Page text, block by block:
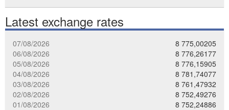
Latest exchange rates
07/08/2026
8 775,00205
06/08/2026
8 776,26177
05/08/2026
8 776,15905
04/08/2026
8 781,74077
03/08/2026
8 761,47932
02/08/2026
8 752,49276
01/08/2026
8 752,24886